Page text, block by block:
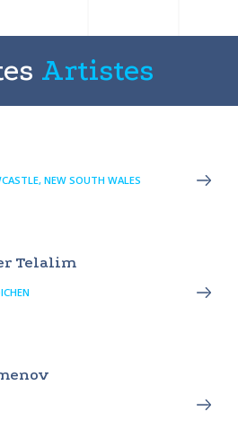
Artistes
NEW SOUTH WALES
Telalim